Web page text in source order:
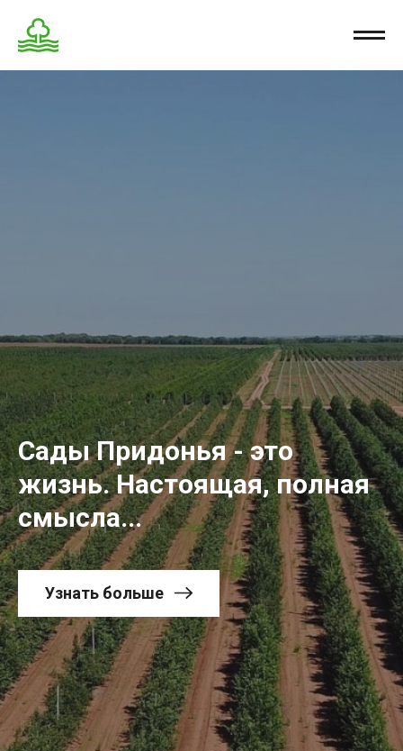
Сады Придонья - это
жизнь. Настоящая, полная
смысла...
Узнать больше